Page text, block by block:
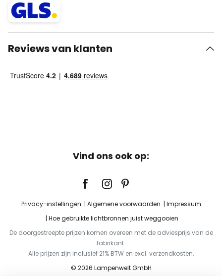
Reviews van klanten
Vind ons ook op:
Privacy-instellingen Algemene voorwaarden
Impressum
Hoe gebruikte lichtbronnen juist weggooien
De doorgestreepte prijzen komen overeen met de adviesprijs van de
fabrikant.
Alle prijzen zijn inclusief 21% BTW en excl. verzendkosten.
© 2026 Lampenwelt GmbH